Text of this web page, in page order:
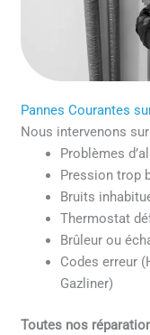
Pannes Courantes
Nous intervenons
Problèmes
Pression trop
Bruits
Thermostat
Brûleur ou
Codes erreur
Gazliner)
Toutes nos